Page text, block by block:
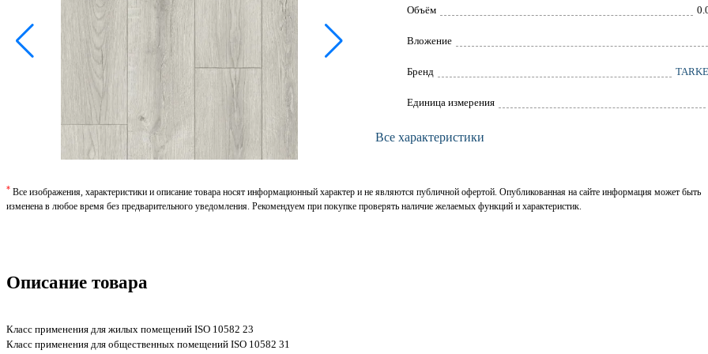
Объём
Вложение
Брeнд
Единица измерения
Все характеристики
* Все изображения, характеристики и описание товара носят информационный характер и не являются публичной офертой. Опубликованная на сайте информация может быть
изменена в любое время без предварительного уведомления. Рекомендуем при покупке проверять наличие желаемых функций и характеристик.
Описание товара
Класс применения для жилых помещений ISO 10582 23
Класс применения для общественных помещений ISO 10582 31